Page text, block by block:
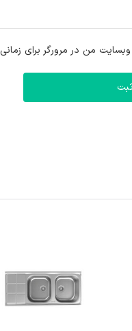
وبسایت من در مرورگر برای